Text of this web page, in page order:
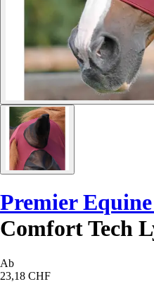
Premier Equine
Comfort Tech
Ab
23,18 CHF